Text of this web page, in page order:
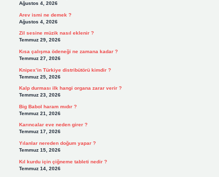
Ağustos 4, 2026
Arev ismi ne demek ?
Ağustos 4, 2026
Zil sesine müzik nasıl eklenir ?
Temmuz 29, 2026
Kısa çalışma ödeneği ne zamana kadar ?
Temmuz 27, 2026
Knipex’in Türkiye distribütörü kimdir ?
Temmuz 25, 2026
Kalp durması ilk hangi organa zarar verir ?
Temmuz 23, 2026
Big Babol haram mıdır ?
Temmuz 21, 2026
Karıncalar eve neden girer ?
Temmuz 17, 2026
Yılanlar nereden doğum yapar ?
Temmuz 15, 2026
Kıl kurdu için çiğneme tableti nedir ?
Temmuz 14, 2026